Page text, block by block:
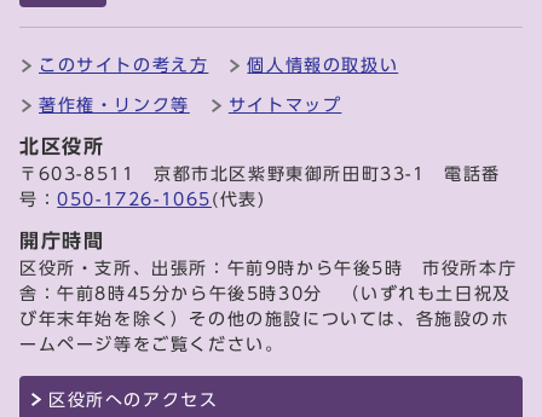
このサイトの考え方 個人情報の取扱い
著作権・リンク等 サイトマップ
北区役所
〒603-8511 京都市北区紫野東御所田町33-1 電話番
号：050-1726-1065 (代表)
開庁時間
区役所・支所、出張所：午前9時から午後5時 市役所本庁
舎：午前8時45分から午後5時30分 （いずれも土日祝及
び年末年始を除く）その他の施設については、各施設のホ
ームページ等をご覧ください。
区役所へのアクセス